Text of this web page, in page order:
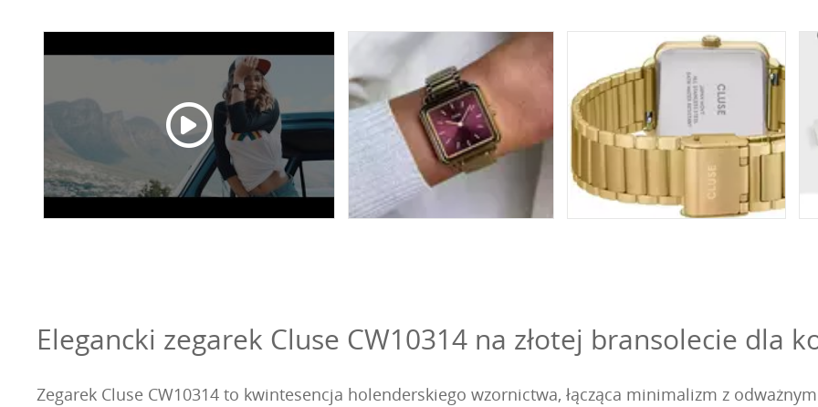
Elegancki zegarek Cluse CW10314 na złotej bransolecie dla
Zegarek Cluse CW10314 to kwintesencja holenderskiego wzornictwa, łącząca minimalizm z